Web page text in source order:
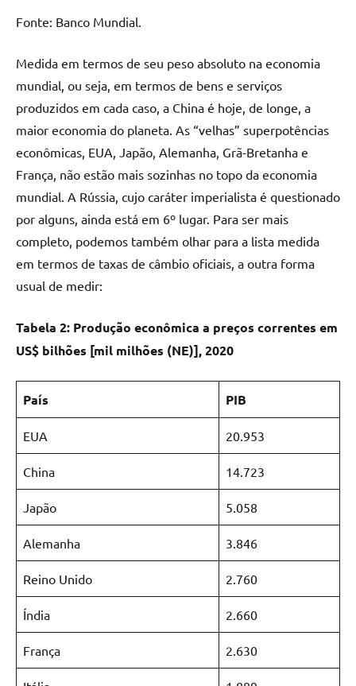
Fonte: Banco Mundial.
Medida em termos de seu peso absoluto na economia
mundial, ou seja, em termos de bens e serviços
produzidos em cada caso, a China é hoje, de longe, a
maior economia do planeta. As “velhas” superpotências
econômicas, EUA, Japão, Alemanha, Grã-Bretanha e
França, não estão mais sozinhas no topo da economia
mundial. A Rússia, cujo caráter imperialista é questionado
por alguns, ainda está em 6º lugar. Para ser mais
completo, podemos também olhar para a lista medida
em termos de taxas de câmbio oficiais, a outra forma
usual de medir:
Tabela 2: Produção econômica a preços correntes em
US$ bilhões [mil milhões (NE)], 2020
País PIB
EUA 20.953
China 14.723
Japão 5.058
Alemanha 3.846
Reino Unido 2.760
Índia 2.660
França 2.630